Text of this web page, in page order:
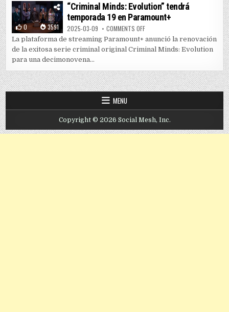
0 3591
“Criminal Minds: Evolution” tendrá
temporada 19 en Paramount+
2025-03-09 COMMENTS OFFON “CRIMINAL MINDS:
La plataforma de streaming Paramount+ anunció la renovación
de la exitosa serie criminal original Criminal Minds: Evolution
para una decimonovena...
MENU
Copyright © 2026 Social Mesh, Inc.